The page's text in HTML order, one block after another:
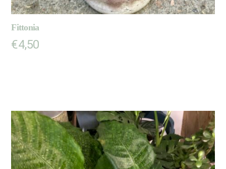
Fittonia
€4,50